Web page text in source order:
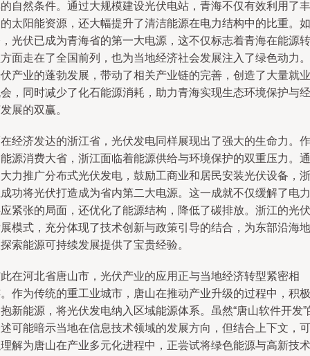
自然条件。通过大规模建设光伏电站，青海不仅有效利用了丰
太阳能资源，还大幅提升了清洁能源在电力结构中的比重。如
光伏已成为青海省的第一大电源，这不仅标志着青海在能源转
面走在了全国前列，也为当地经济社会发展注入了绿色动力。
产业的蓬勃发展，带动了相关产业链的完善，创造了大量就业
，同时减少了化石能源消耗，助力青海实现生态环境保护与经
展的双赢。
经济发达的浙江省，光伏发电同样展现出了强大的生命力。作
源消费大省，浙江面临着能源供给与环境保护的双重压力。通
力推广分布式光伏发电，鼓励工商业和居民安装光伏设备，浙
功将光伏打造成为省内第二大电源。这一成就不仅缓解了电力
紧张的局面，还优化了能源结构，降低了碳排放。浙江的光伏
模式，充分体现了技术创新与政策引导的结合，为东部沿海地
索能源可持续发展提供了宝贵经验。
在河北省唐山市，光伏产业的应用正与当地经济转型紧密相
作为传统的重工业城市，唐山在推动产业升级的过程中，积极
新能源，将光伏发电纳入区域能源体系。虽然“唐山软件开发”
可能暗示当地在信息技术领域的发展方向，但结合上下文，可
解为唐山在产业多元化进程中，正尝试将绿色能源与高新技术